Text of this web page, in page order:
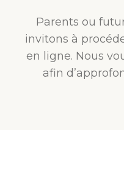
Parents ou
invitons à
en ligne. Nous
afin